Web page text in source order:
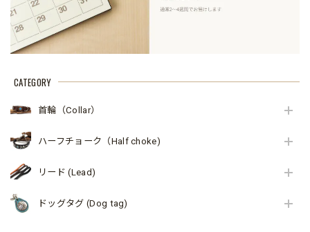
CATEGORY
首輪（Collar）
ハーフチョーク（Half choke)
リード (Lead)
ドッグタグ (Dog tag)